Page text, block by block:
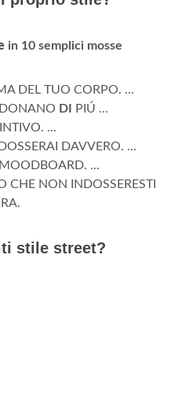
in 10 semplici mosse
DEL TUO CORPO. ...
DI PIÚ ...
...
DAVVERO. ...
...
CHE NON INDOSSERESTI
stile street?